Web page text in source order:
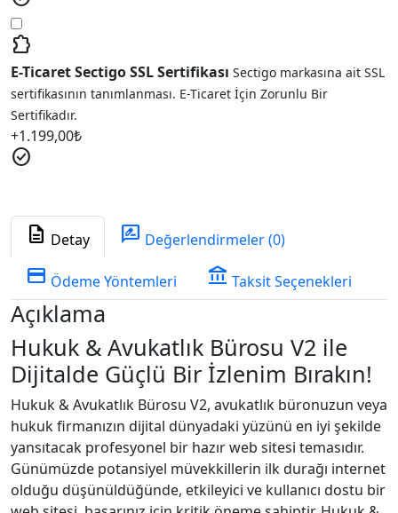
extension
E-Ticaret Sectigo SSL Sertifikası Sectigo markasına ait SSL
sertifikasının tanımlanması. E-Ticaret İçin Zorunlu Bir
Sertifikadır.
+1.199,00₺
check_circle
description Detay rate_review Değerlendirmeler (0)
credit_card Ödeme Yöntemleri account_balance Taksit Seçenekleri
Açıklama
Hukuk & Avukatlık Bürosu V2 ile
Dijitalde Güçlü Bir İzlenim Bırakın!
Hukuk & Avukatlık Bürosu V2, avukatlık büronuzun veya
hukuk firmanızın dijital dünyadaki yüzünü en iyi şekilde
yansıtacak profesyonel bir hazır web sitesi temasıdır.
Günümüzde potansiyel müvekkillerin ilk durağı internet
olduğu düşünüldüğünde, etkileyici ve kullanıcı dostu bir